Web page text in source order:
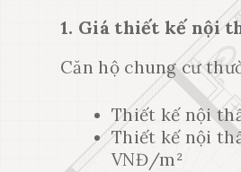
1. Giá thiết kế nội
Căn hộ chung cư
Thiết kế nội
Thiết kế nội
VNĐ/m²